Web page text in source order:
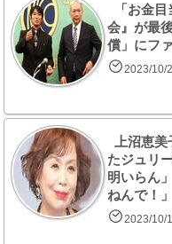
「お金目
会』が最
償」にフ
2023/10/
上沼恵美
たジュリ
明いらん
ねんで！」
2023/10/